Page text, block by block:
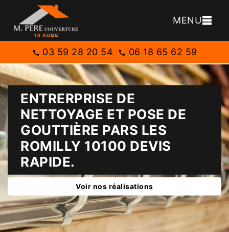
MENU
03 59 28 20 54 06 18 65 62 59
ENTRERPRISE DE
NETTOYAGE ET POSE DE
GOUTTIÈRE PARS LES
ROMILLY 10100 DEVIS
RAPIDE.
Voir nos réalisations